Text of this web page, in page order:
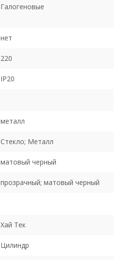
Галогеновые
нет
220
IP20
металл
Стекло; Металл
матовый черный
прозрачный; матовый черный
Хай Тек
Цилиндр